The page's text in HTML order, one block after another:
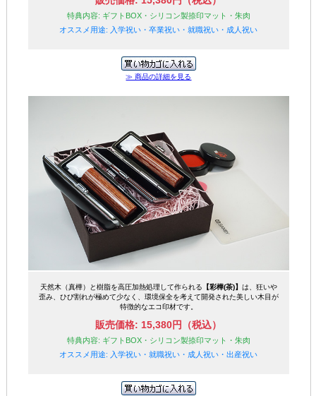
特典内容: ギフトBOX・シリコン製捺印マット・朱肉
オススメ用途: 入学祝い・卒業祝い・就職祝い・成人祝い
≫ 商品の詳細を見る
天然木（真樺）と樹脂を高圧加熱処理して作られる 【彩樺(茶)】 は、狂いや
歪み、ひび割れが極めて少なく、環境保全を考えて開発された美しい木目が
特徴的なエコ印材です。
販売価格: 15,380円（税込）
特典内容: ギフトBOX・シリコン製捺印マット・朱肉
オススメ用途: 入学祝い・就職祝い・成人祝い・出産祝い